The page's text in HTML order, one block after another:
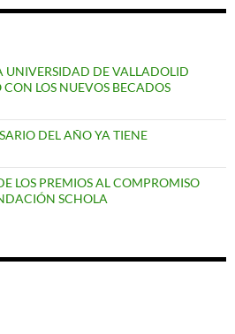
UNIVERSIDAD DE VALLADOLID
LOS NUEVOS BECADOS
DEL AÑO YA TIENE
LOS PREMIOS AL COMPROMISO
SCHOLA